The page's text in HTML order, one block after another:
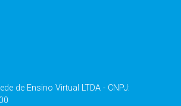
de Ensino Virtual LTDA - CNPJ: